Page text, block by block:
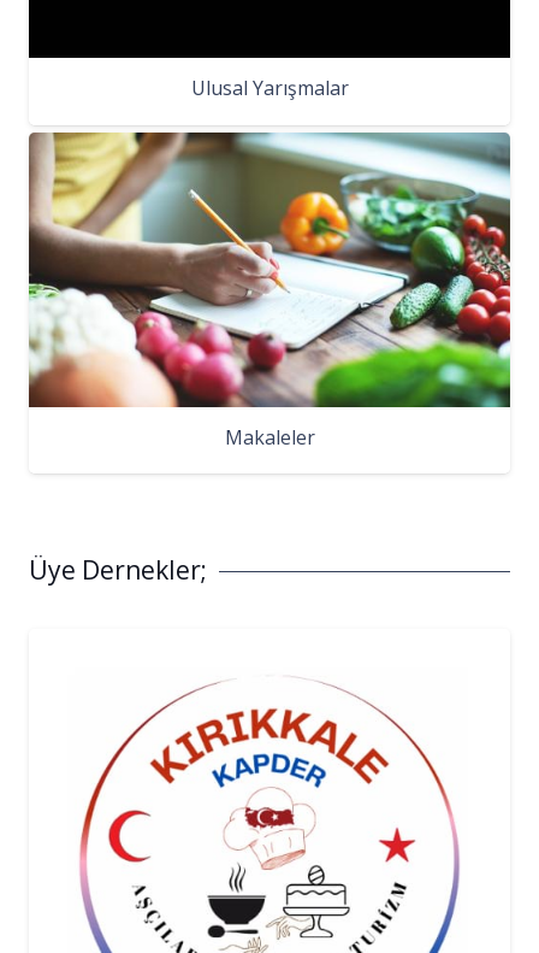
Ulusal Yarışmalar
Makaleler
Üye Dernekler;